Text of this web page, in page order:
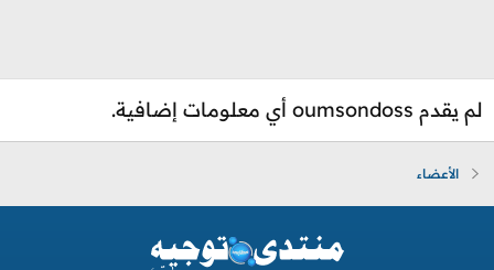
لم يقدم oumsondoss أي معلومات إضافية.
الأعضاء